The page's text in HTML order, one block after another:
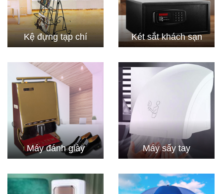
Kệ đựng tạp chí Két sắt khách sạn
Máy đánh giày Máy sấy tay